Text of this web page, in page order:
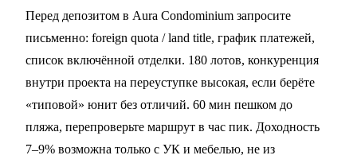
Перед депозитом в Aura Condominium запросите
письменно: foreign quota / land title, график платежей,
список включённой отделки. 180 лотов, конкуренция
внутри проекта на переуступке высокая, если берёте
«типовой» юнит без отличий. 60 мин пешком до
пляжа, перепроверьте маршрут в час пик. Доходность
7–9% возможна только с УК и мебелью, не из